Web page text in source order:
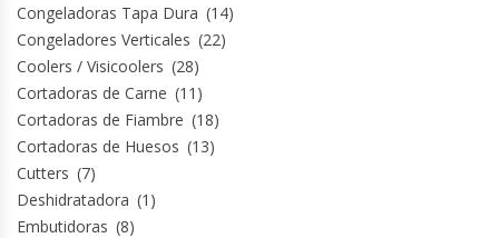
Sushi Case
Termos
Tostadoras De Pan
Vitrinas Carniceras
Congeladoras Tapa Dura (14)
Congeladores Verticales (22)
Coolers / Visicoolers (28)
Cortadoras de Carne (11)
Cortadoras de Fiambre (18)
Cortadoras de Huesos (13)
Cutters (7)
Deshidratadora (1)
Embutidoras (8)